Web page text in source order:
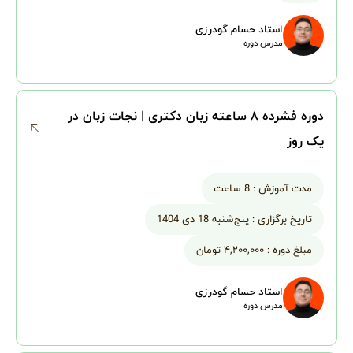
1. مهندسی گرامر (ویژه تست‌زنی)
آزمون‌های EPT و MSRT (مانند
حروف ربط، تطابق فعل و فاعل و...).
گزینه صحیح بدون نیاز به ترجمه
بررسی تله‌های تستی رایج که طراحان
استاد حسام گودرزی
مدرس دوره
دوره فشرده ۸ ساعته زبان دکتری | نجات زبان در
یک روز
مدت آموزش : 8 ساعت
تاریخ برگزاری : پنج‌شنبه 18 دی 1404
مبلغ دوره : ۴,۲۰۰,۰۰۰ تومان
استاد حسام گودرزی
مدرس دوره